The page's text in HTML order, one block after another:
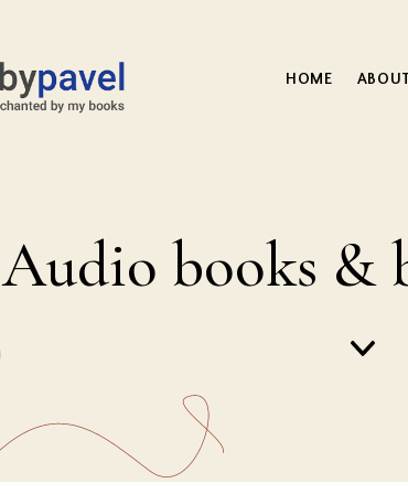
HOME
Audio books